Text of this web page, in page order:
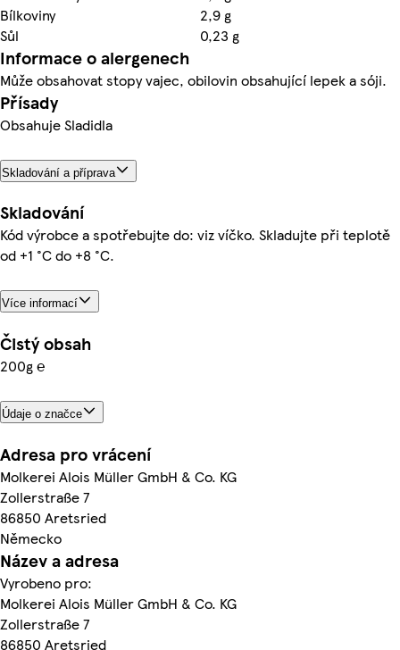
Bílkoviny
2,9 g
Sůl
0,23 g
Informace o alergenech
Může obsahovat stopy vajec, obilovin obsahující lepek a sóji.
Přísady
Obsahuje Sladidla
Skladování a příprava
Skladování
Kód výrobce a spotřebujte do: viz víčko. Skladujte při teplotě
od +1 °C do +8 °C.
Více informací
Čistý obsah
200g ℮
Údaje o značce
Adresa pro vrácení
Molkerei Alois Müller GmbH & Co. KG
Zollerstraße 7
86850 Aretsried
Německo
Název a adresa
Vyrobeno pro:
Molkerei Alois Müller GmbH & Co. KG
Zollerstraße 7
86850 Aretsried